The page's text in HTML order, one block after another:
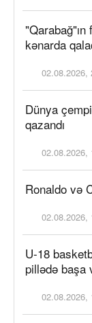
kənarda
02.08.2026,
Dünya
qazandı
02.08.2026,
Ronaldo və
02.08.2026,
U-18
pillədə başa
02.08.2026,